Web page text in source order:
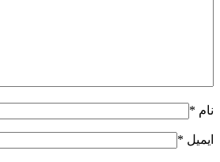
نام *
ایمیل *